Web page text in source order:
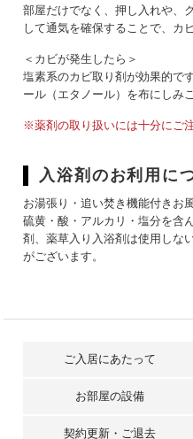
部屋だけでなく、押し入れや、
して通気を確保することで、カ
＜カビが発生したら＞
塩素系のカビ取り剤が効果的で
ール（エタノール）を布にしみ
※薬剤の取り扱いには十分にご
入浴剤のお利用に
お湯張り・追い焚き機能付きお
硫黄・酸・アルカリ・塩分を含
剤、薬草入り入浴剤は使用しな
がございます。
ご入居にあたって
お部屋の設備
契約更新・ご退去